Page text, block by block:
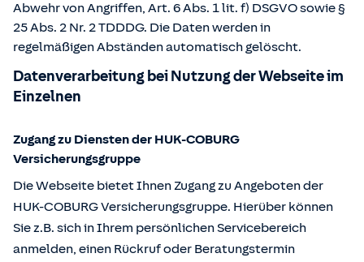
Abwehr von Angriffen, Art. 6 Abs. 1 lit. f) DSGVO sowie §
25 Abs. 2 Nr. 2 TDDDG. Die Daten werden in
regelmäßigen Abständen automatisch gelöscht.
Datenverarbeitung bei Nutzung der Webseite im
Einzelnen
Zugang zu Diensten der HUK-COBURG
Versicherungsgruppe
Die Webseite bietet Ihnen Zugang zu Angeboten der
HUK-COBURG Versicherungsgruppe. Hierüber können
Sie z.B. sich in Ihrem persönlichen Servicebereich
anmelden, einen Rückruf oder Beratungstermin